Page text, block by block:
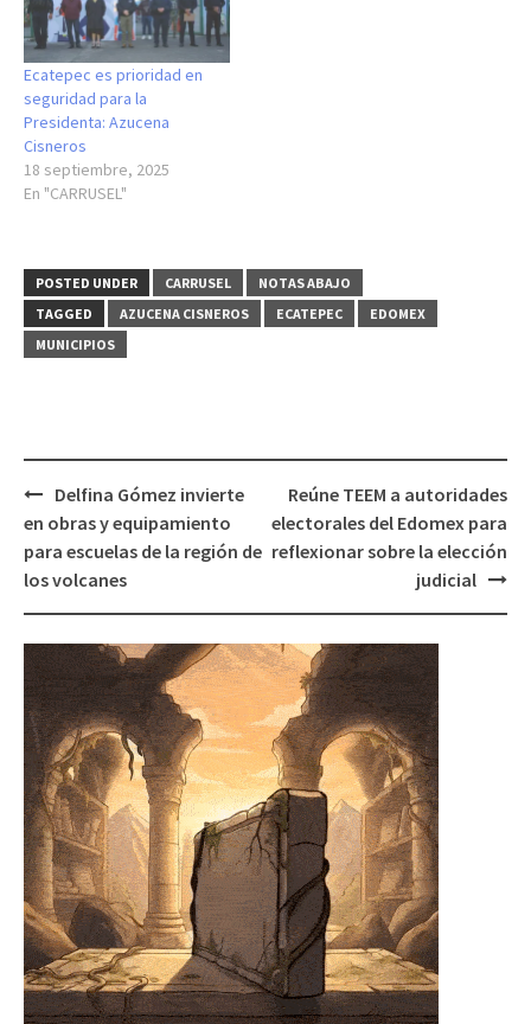
Ecatepec es prioridad en
seguridad para la
Presidenta: Azucena
Cisneros
18 septiembre, 2025
En "CARRUSEL"
POSTED UNDER CARRUSEL
NOTAS ABAJO
TAGGED
AZUCENA CISNEROS ECATEPEC
EDOMEX
MUNICIPIOS
Post
navigation
Delfina Gómez invierte
en obras y equipamiento
para escuelas de la región de
los volcanes
Reúne TEEM a autoridades
electorales del Edomex para
reflexionar sobre la elección
judicial